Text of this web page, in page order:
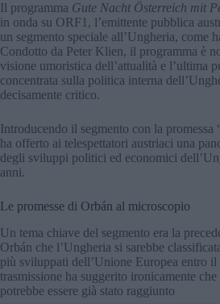
Il programma Gute Nacht Österreich mit
in onda su ORF1, l’emittente pubblica
un segmento speciale all’Ungheria, come
Condotto da Peter Klien, il programma è
visione umoristica dell’attualità e l’ultima
concentrata sulla politica interna
decisamente critico.
Introducendo il segmento con la promessa
ha offerto ai telespettatori austriaci una
degli sviluppi politici ed economici
anni.
Le promesse di Orbán al microscopio
Un tema chiave del segmento era la
Orbán che l’Ungheria si sarebbe
più sviluppati dell’Unione Europea entro
trasmissione ha suggerito ironicamente
potrebbe essere già stato raggiunto